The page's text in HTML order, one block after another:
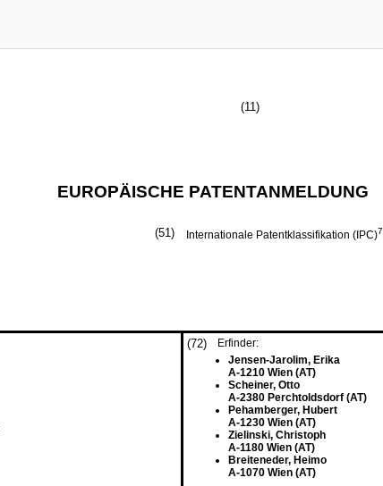
(11)
EUROPÄISCHE PATENTANMELDUNG
(51) Internationale Patentklassifikation (IPC)7
(72)
Erfinder:
Jensen-Jarolim, Erika
A-1210 Wien (AT)
Scheiner, Otto
A-2380 Perchtoldsdorf (AT)
Pehamberger, Hubert
A-1230 Wien (AT)
Zielinski, Christoph
A-1180 Wien (AT)
Breiteneder, Heimo
A-1070 Wien (AT)